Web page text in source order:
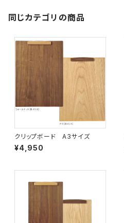
同じカテゴリの商品
クリップボード A3サイズ
¥4,950